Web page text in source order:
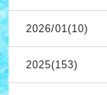
2026/01(10)
2025(153)